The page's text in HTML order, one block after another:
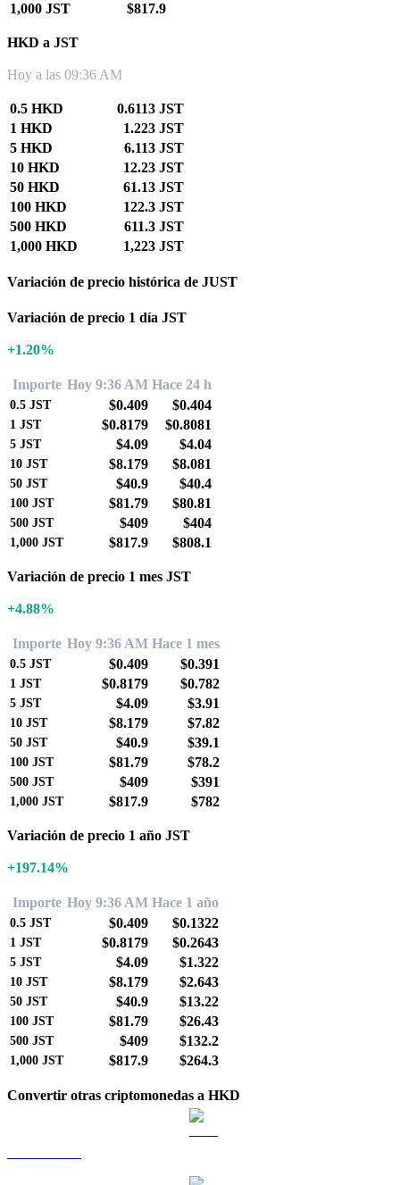
1,000 JST
$817.9
HKD a JST
Hoy a las 09:36 AM
0.5 HKD
0.6113 JST
1 HKD
1.223 JST
5 HKD
6.113 JST
10 HKD
12.23 JST
50 HKD
61.13 JST
100 HKD
122.3 JST
500 HKD
611.3 JST
1,000 HKD
1,223 JST
Variación de precio histórica de JUST
Variación de precio 1 día JST
+1.20%
Importe Hoy 9:36 AM Hace 24 h
0.5 JST $0.409 $0.404
1 JST $0.8179 $0.8081
5 JST $4.09 $4.04
10 JST $8.179 $8.081
50 JST $40.9 $40.4
100 JST $81.79 $80.81
500 JST $409 $404
1,000 JST $817.9 $808.1
Variación de precio 1 mes JST
+4.88%
Importe Hoy 9:36 AM Hace 1 mes
0.5 JST $0.409 $0.391
1 JST $0.8179 $0.782
5 JST $4.09 $3.91
10 JST $8.179 $7.82
50 JST $40.9 $39.1
100 JST $81.79 $78.2
500 JST $409 $391
1,000 JST $817.9 $782
Variación de precio 1 año JST
+197.14%
Importe Hoy 9:36 AM Hace 1 año
0.5 JST $0.409 $0.1322
1 JST $0.8179 $0.2643
5 JST $4.09 $1.322
10 JST $8.179 $2.643
50 JST $40.9 $13.22
100 JST $81.79 $26.43
500 JST $409 $132.2
1,000 JST $817.9 $264.3
Convertir otras criptomonedas a HKD